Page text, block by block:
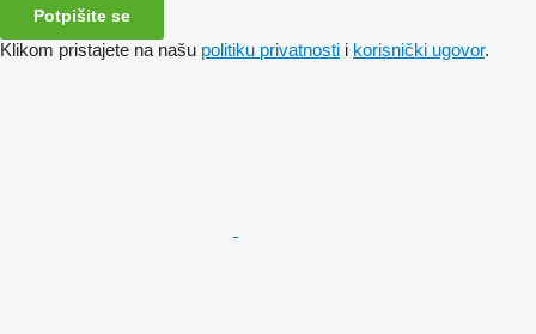
Potpišite se
Klikom pristajete na našu politiku privatnosti i korisnički ugovor.